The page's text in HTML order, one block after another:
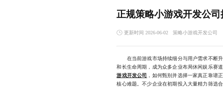
正规策略小游戏开发公司
更新时间 2026-06-02 策略小游戏开发公司
在当前游戏市场持续细分与用户需求不断升
和长生命周期，成为众多企业布局休闲娱乐赛
游戏开发公司 ，如何甄别并选择一家真正靠谱
核心难题。不少企业在初期投入大量精力筛选